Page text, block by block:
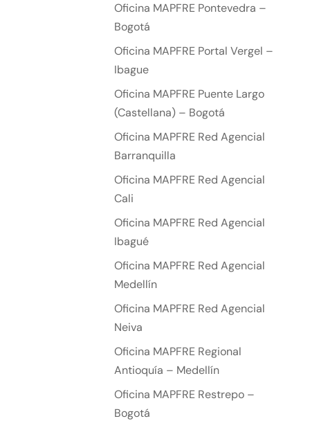
Oficina MAPFRE Pontevedra –
Bogotá
Oficina MAPFRE Portal Vergel –
Ibague
Oficina MAPFRE Puente Largo
(Castellana) – Bogotá
Oficina MAPFRE Red Agencial
Barranquilla
Oficina MAPFRE Red Agencial
Cali
Oficina MAPFRE Red Agencial
Ibagué
Oficina MAPFRE Red Agencial
Medellín
Oficina MAPFRE Red Agencial
Neiva
Oficina MAPFRE Regional
Antioquía – Medellín
Oficina MAPFRE Restrepo –
Bogotá